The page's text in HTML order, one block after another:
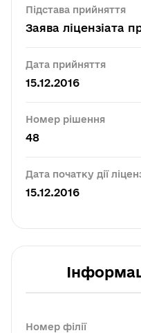
Підстава прийняття
Заява ліцензіата
Дата прийняття
15.12.2016
Номер рішення
48
Дата початку дії
15.12.2016
Номер філії